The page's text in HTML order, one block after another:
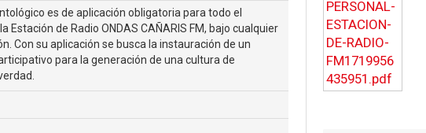
es de aplicación obligatoria para todo el
Estación de Radio ONDAS CAÑARIS FM, bajo cualquier
Con su aplicación se busca la instauración de un
para la generación de una cultura de